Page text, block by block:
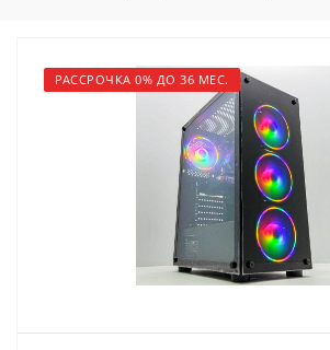
РАССРОЧКА 0% ДО 36 МЕС.